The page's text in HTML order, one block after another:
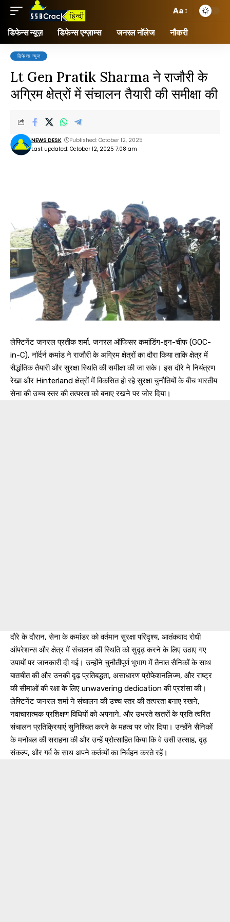
Aa
डिफेन्स न्यूज़ डिफेन्स एग्ज़ाम्स जनरल नॉलेज नौकरी
डिफेन्स न्यूज़
Lt Gen Pratik Sharma ने राजौरी के
अग्रिम क्षेत्रों में संचालन तैयारी की समीक्षा की
Last updated: October 12, 2025 7:08 am
NEWS DESK Published: October 12, 2025
लेफ्टिनेंट जनरल प्रतीक शर्मा, जनरल ऑफिसर कमांडिंग-इन-चीफ (GOC-
in-C), नॉर्दर्न कमांड ने राजौरी के अग्रिम क्षेत्रों का दौरा किया ताकि क्षेत्र में
सैद्धांतिक तैयारी और सुरक्षा स्थिति की समीक्षा की जा सके। इस दौरे ने नियंत्रण
रेखा और Hinterland क्षेत्रों में विकसित हो रहे सुरक्षा चुनौतियों के बीच भारतीय
सेना की उच्च स्तर की तत्परता को बनाए रखने पर जोर दिया।
दौरे के दौरान, सेना के कमांडर को वर्तमान सुरक्षा परिदृश्य, आतंकवाद रोधी
ऑपरेशन्स और क्षेत्र में संचालन की स्थिति को सुदृढ़ करने के लिए उठाए गए
उपायों पर जानकारी दी गई। उन्होंने चुनौतीपूर्ण भूभाग में तैनात सैनिकों के साथ
बातचीत की और उनकी दृढ़ प्रतिबद्धता, असाधारण प्रोफेशनलिज्म, और राष्ट्र
की सीमाओं की रक्षा के लिए unwavering dedication की प्रशंसा की।
लेफ्टिनेंट जनरल शर्मा ने संचालन की उच्च स्तर की तत्परता बनाए रखने,
नवाचारात्मक प्रशिक्षण विधियों को अपनाने, और उभरते खतरों के प्रति त्वरित
संचालन प्रतिक्रियाएं सुनिश्चित करने के महत्व पर जोर दिया। उन्होंने सैनिकों
के मनोबल की सराहना की और उन्हें प्रोत्साहित किया कि वे उसी उत्साह, दृढ़
संकल्प, और गर्व के साथ अपने कर्तव्यों का निर्वहन करते रहें।